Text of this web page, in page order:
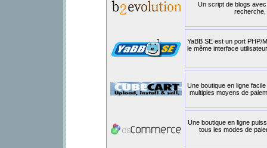
Un script de blogs
recherche,
YaBB SE est un port PHP/
le même interface
Une boutique en ligne
multiples moyens de
Une boutique en ligne
tous les modes de